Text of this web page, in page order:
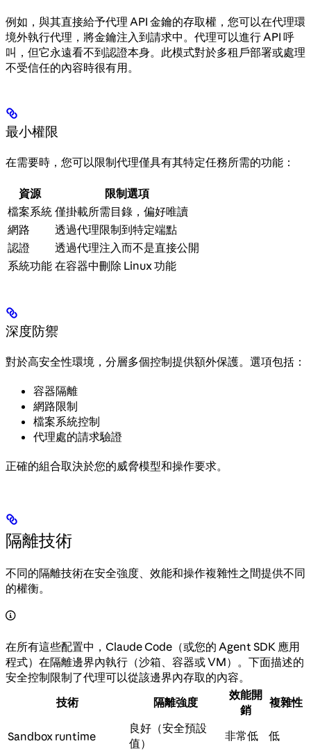
例如，與其直接給予代理 API 金鑰的存取權，您可以在代理環
境外執行代理，將金鑰注入到請求中。代理可以進行 API 呼
叫，但它永遠看不到認證本身。此模式對於多租戶部署或處理
不受信任的內容時很有用。
最小權限
在需要時，您可以限制代理僅具有其特定任務所需的功能：
資源
限制選項
檔案系統 僅掛載所需目錄，偏好唯讀
網路
透過代理限制到特定端點
認證
透過代理注入而不是直接公開
系統功能 在容器中刪除 Linux 功能
深度防禦
對於高安全性環境，分層多個控制提供額外保護。選項包括：
容器隔離
網路限制
檔案系統控制
代理處的請求驗證
正確的組合取決於您的威脅模型和操作要求。
隔離技術
不同的隔離技術在安全強度、效能和操作複雜性之間提供不同
的權衡。
在所有這些配置中，Claude Code（或您的 Agent SDK 應用
程式）在隔離邊界內執行（沙箱、容器或 VM）。下面描述的
安全控制限制了代理可以從該邊界內存取的內容。
技術
隔離強度
效能開
銷
複雜性
Sandbox runtime
良好（安全預設
值）
非常低
低